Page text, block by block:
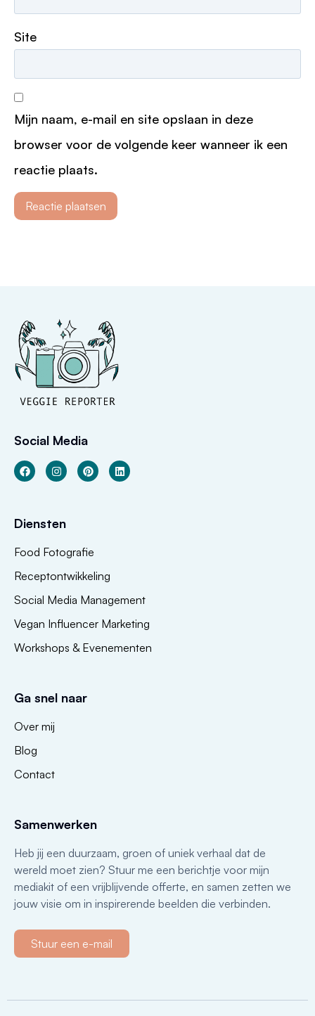
Site
Mijn naam, e-mail en site opslaan in deze
browser voor de volgende keer wanneer ik een
reactie plaats.
Social Media
Diensten
Food Fotografie
Receptontwikkeling
Social Media Management
Vegan Influencer Marketing
Workshops & Evenementen
Ga snel naar
Over mij
Blog
Contact
Samenwerken
Heb jij een duurzaam, groen of uniek verhaal dat de
wereld moet zien? Stuur me een berichtje voor mijn
mediakit of een vrijblijvende offerte, en samen zetten we
jouw visie om in inspirerende beelden die verbinden.
Stuur een e-mail